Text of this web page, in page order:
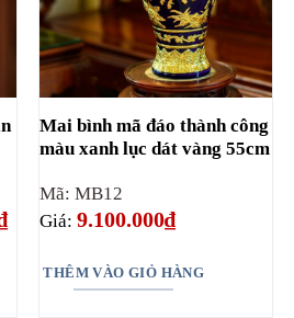
Giá
hiện
3.600.000₫.
Mai bình mã đáo thành công
màu xanh lục dát vàng 55cm
Mã: MB12
Giá:9.100.000₫
THÊM VÀO GIỎ HÀNG